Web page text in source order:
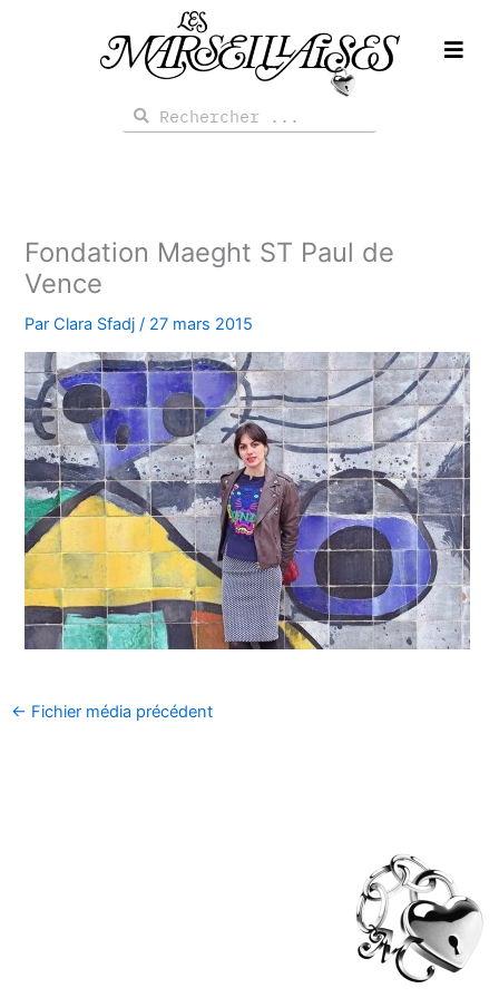
Rechercher
Rechercher
Fondation Maeght ST Paul de
Vence
ParClara Sfadj / 27 mars 2015
← Fichier média précédent